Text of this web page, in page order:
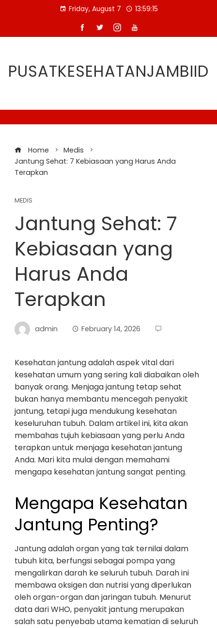
Friday, August 7 13:59:16
PUSATKESEHATANJAMBIID
Home
Medis
Jantung Sehat: 7 Kebiasaan yang Harus Anda
Terapkan
MEDIS
Jantung Sehat: 7
Kebiasaan yang
Harus Anda
Terapkan
admin February 14, 2026
Kesehatan jantung adalah aspek vital dari
kesehatan umum yang sering kali diabaikan oleh
banyak orang. Menjaga jantung tetap sehat
bukan hanya membantu mencegah penyakit
jantung, tetapi juga mendukung kesehatan
keseluruhan tubuh. Dalam artikel ini, kita akan
membahas tujuh kebiasaan yang perlu Anda
terapkan untuk menjaga kesehatan jantung
Anda. Mari kita mulai dengan memahami
mengapa kesehatan jantung sangat penting.
Mengapa Kesehatan
Jantung Penting?
Jantung adalah organ yang tak ternilai dalam
tubuh kita, berfungsi sebagai pompa yang
mengalirkan darah ke seluruh tubuh. Darah ini
membawa oksigen dan nutrisi yang diperlukan
oleh organ-organ dan jaringan tubuh. Menurut
data dari WHO, penyakit jantung merupakan
salah satu penyebab utama kematian di seluruh